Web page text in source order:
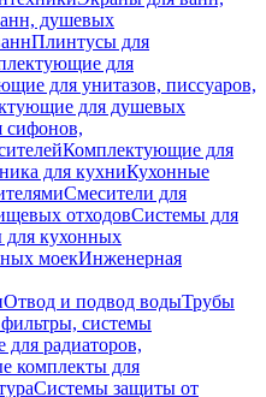
душевых
Плинтусы для
для
для унитазов, писсуаров,
для душевых
сифонов,
Комплектующие для
для кухниКухонные
Смесители для
отходовСистемы для
кухонных
моекИнженерная
Отвод и подвод водыТрубы
системы
радиаторов,
комплекты для
Системы защиты от